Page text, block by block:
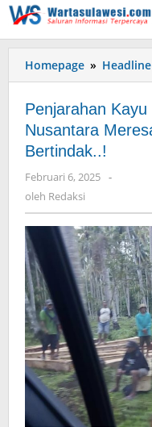
Lewati
ke
konten
Homepage » Headline
Penjarahan
Nusantara
Bertindak..!
Februari 6, 2025 oleh
-
oleh Redaksi